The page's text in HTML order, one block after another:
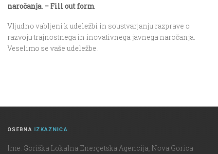
naročanja. – Fill out form
Vljudno vabljeni k udeležbi in soustvarjanju razprave o
razvoju trajnostnega in inovativnega javnega naročanja.
Veselimo se vaše udeležbe.
OSEBNA IZKAZNICA
Ime: Goriška Lokalna Energetska Agencija, Nova Gorica